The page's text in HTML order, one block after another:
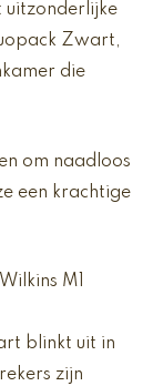
uitzonderlijke
Zwart,
die
om naadloos
een krachtige
M1
blinkt uit in
zijn